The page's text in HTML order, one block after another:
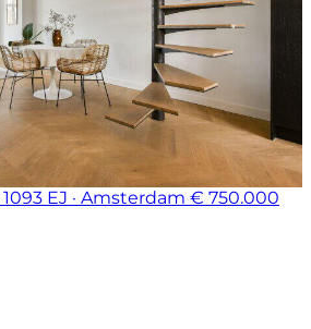
1093 EJ · Amsterdam € 750.000